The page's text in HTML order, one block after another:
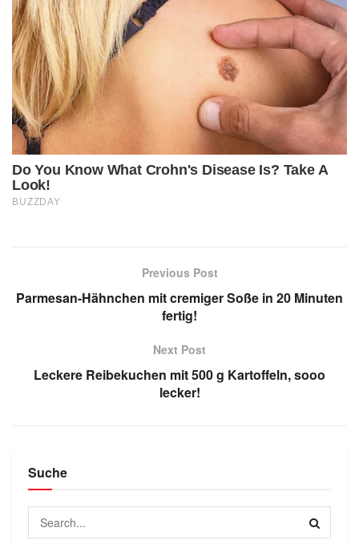
Previous Post
Parmesan-Hähnchen mit cremiger Soße in 20 Minuten
fertig!
Next Post
Leckere Reibekuchen mit 500 g Kartoffeln, sooo
lecker!
Suche